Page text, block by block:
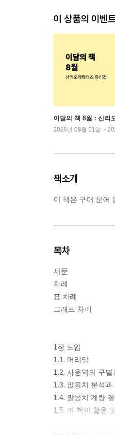
이 상품의 이벤
이달의 책 8월 : 산리
2026년 08월 01일 ~
책소개
이 책은 구어 문어
목차
서문
차례
표 차례
그래프 차례
1장 도입
1.1. 머리말
1.2. 사용역의 구별
1.3. 말뭉치 분석
1.4. 말뭉치 계량
1.5. 이 책의 활용